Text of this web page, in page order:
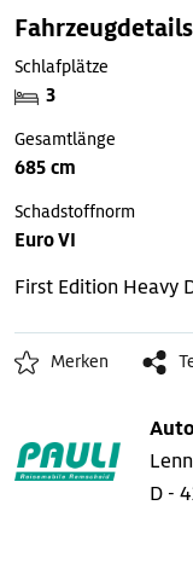
Fahrzeugdetails
Schlafplätze
3
Gesamtlänge
685 cm
Schadstoffnorm
Euro VI
First Edition Heavy
Merken
D -